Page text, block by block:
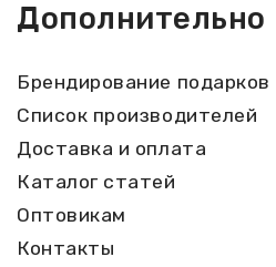
Дополнительно
Брендирование подарков
Список производителей
Доставка и оплата
Каталог статей
Оптовикам
Контакты